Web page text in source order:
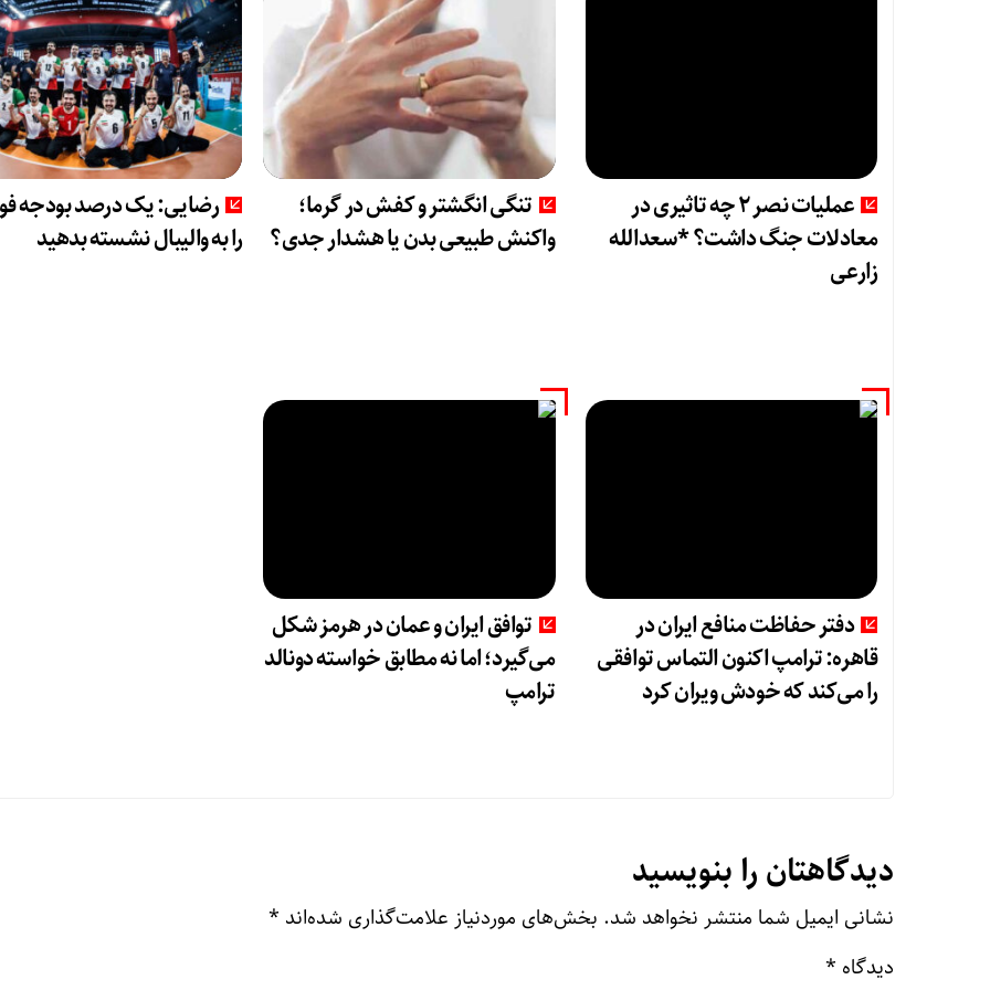
عملیات نصر ۲ چه تاثیری در
معادلات جنگ داشت؟ *سعدالله
زارعی
تنگی انگشتر و کفش در گرما؛
واکنش طبیعی بدن یا هشدار جدی؟
رضایی: یک درصد بودجه
را به والیبال نشسته بدهید
دفتر حفاظت منافع ایران در
قاهره: ترامپ اکنون التماس توافقی
را می‌کند که خودش ویران کرد
توافق ایران و عمان در هرمز شکل
می‌گیرد؛ اما نه مطابق خواسته دونالد
ترامپ
دیدگاهتان را بنویسید
نشانی ایمیل شما منتشر نخواهد شد. بخش‌های موردنیاز علامت‌گذاری شده‌اند *
دیدگاه *